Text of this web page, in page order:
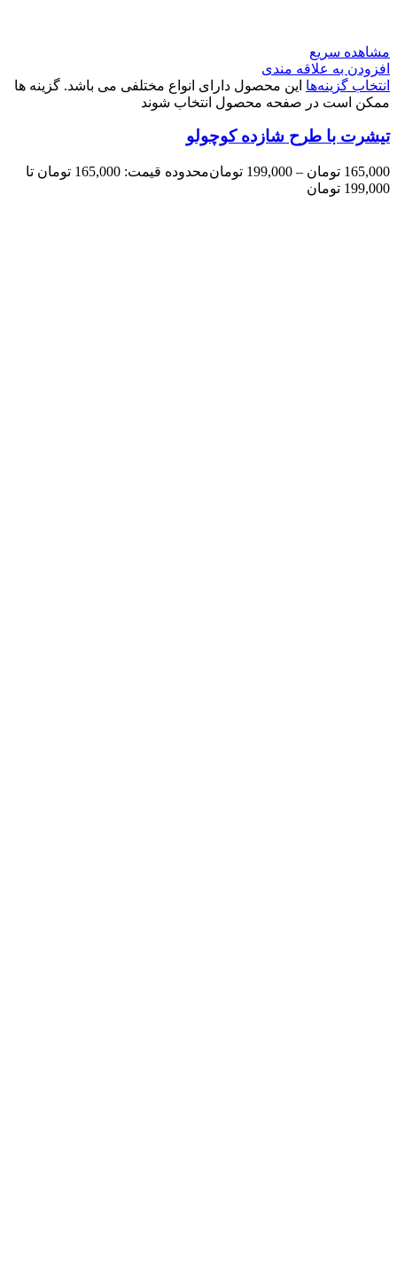
مشاهده سریع
افزودن به علاقه مندی
انتخاب گزینه‌ها این محصول دارای انواع مختلفی می باشد. گزینه ها
ممکن است در صفحه محصول انتخاب شوند
تیشرت با طرح شازده کوچولو
165,000 تومان –
199,000 تومان
محدوده قیمت: 165,000 تومان تا
199,000 تومان